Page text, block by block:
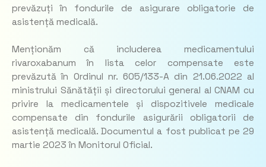
prevăzuți în fondurile de asigurare obligatorie de
asistență medicală.
Menționăm că includerea medicamentului
rivaroxabanum în lista celor compensate este
prevăzută în Ordinul nr. 605/133-A din 21.06.2022 al
ministrului Sănătății și directorului general al CNAM cu
privire la medicamentele și dispozitivele medicale
compensate din fondurile asigurării obligatorii de
asistență medicală. Documentul a fost publicat pe 29
martie 2023 în Monitorul Oficial.